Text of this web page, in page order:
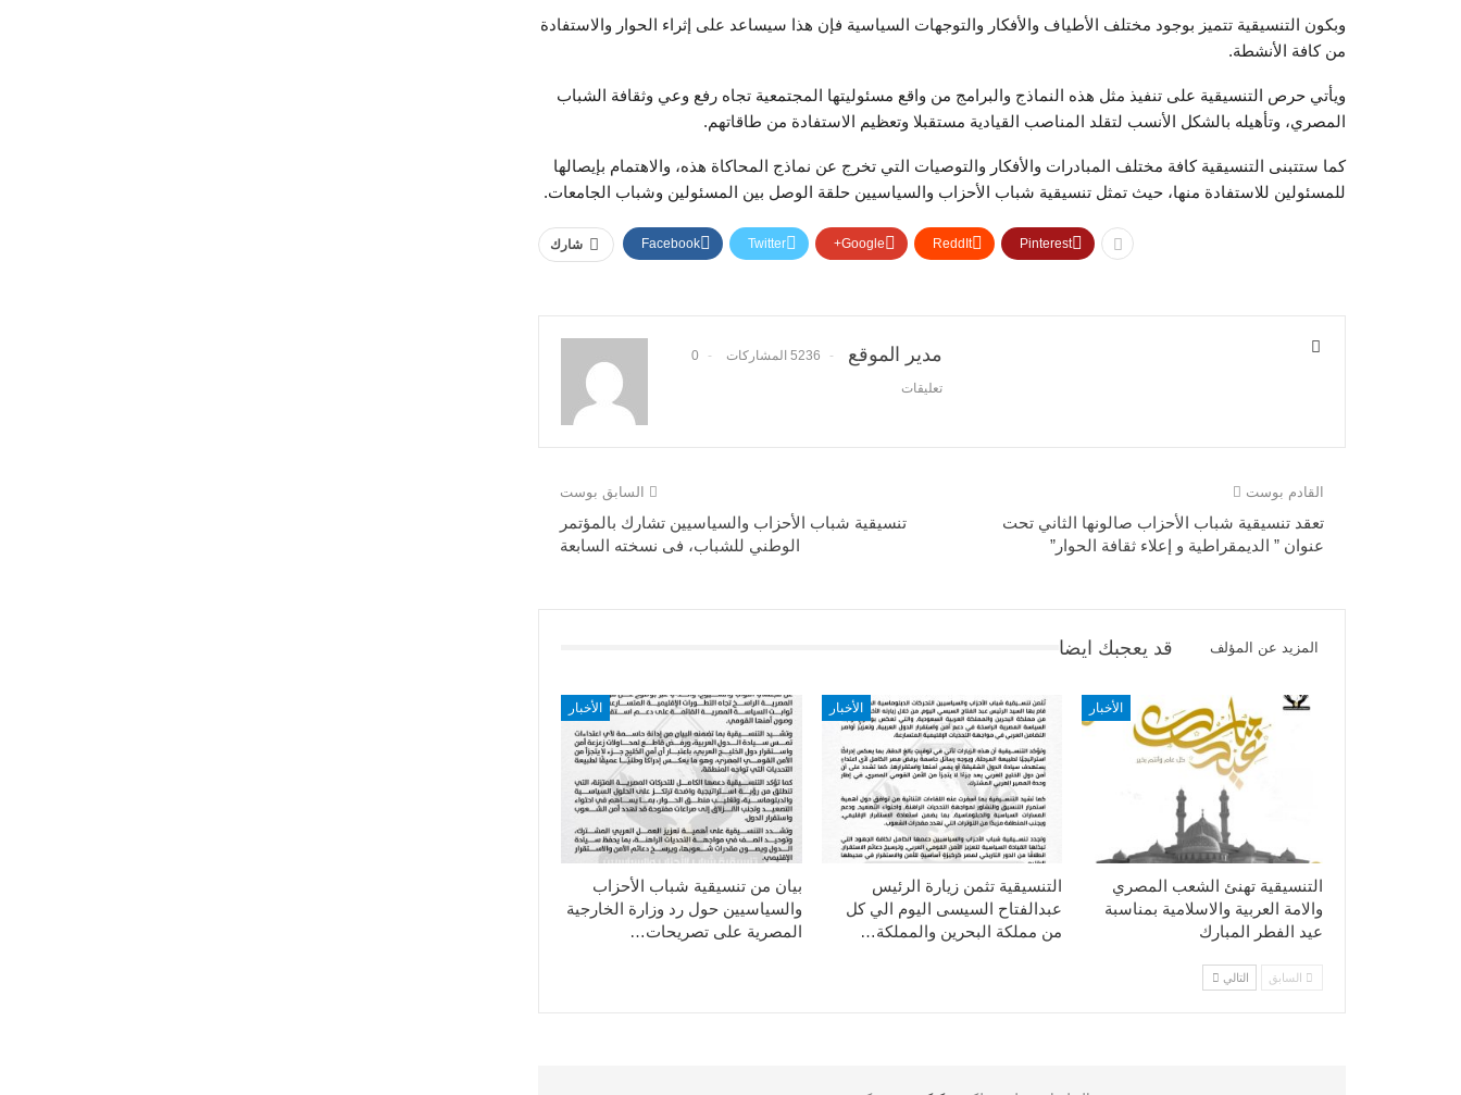
وبكون التنسيقية تتميز بوجود مختلف الأطياف والأفكار والتوجهات السياسية فإن هذا سيساعد على إثراء الحوار والاستفادة
من كافة الأنشطة.
ويأتي حرص التنسيقية على تنفيذ مثل هذه النماذج والبرامج من واقع مسئوليتها المجتمعية تجاه رفع وعي وثقافة الشباب
المصري، وتأهيله بالشكل الأنسب لتقلد المناصب القيادية مستقبلا وتعظيم الاستفادة من طاقاتهم.
كما ستتبنى التنسيقية كافة مختلف المبادرات والأفكار والتوصيات التي تخرج عن نماذج المحاكاة هذه، والاهتمام بإيصالها
للمسئولين للاستفادة منها، حيث تمثل تنسيقية شباب الأحزاب والسياسيين حلقة الوصل بين المسئولين وشباب الجامعات.
شارك Facebook Twitter Google+ ReddIt Pinterest
مدير الموقع 5236 المشاركات 0
تعليقات
السابق بوست
تنسيقية شباب الأحزاب والسياسيين تشارك بالمؤتمر
الوطني للشباب، فى نسخته السابعة
القادم بوست
تعقد تنسيقية شباب الأحزاب صالونها الثاني تحت
عنوان ” الديمقراطية و إعلاء ثقافة الحوار”
قد يعجبك ايضا المزيد عن المؤلف
الأخبار
بيان من تنسيقية شباب الأحزاب
والسياسيين حول رد وزارة الخارجية
المصرية على تصريحات…
الأخبار
التنسيقية تثمن زيارة الرئيس
عبدالفتاح السيسى اليوم الي كل
من مملكة البحرين والمملكة…
الأخبار
التنسيقية تهنئ الشعب المصري
والامة العربية والاسلامية بمناسبة
عيد الفطر المبارك
السابق التالي